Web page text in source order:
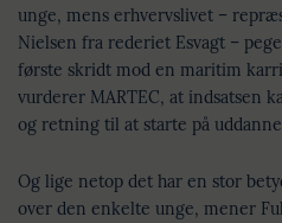
unge, mens erhvervslivet –
Nielsen fra rederiet Esvagt –
første skridt mod en maritim
vurderer MARTEC, at indsatsen
og retning til at starte på
Og lige netop det har en stor
over den enkelte unge, mener